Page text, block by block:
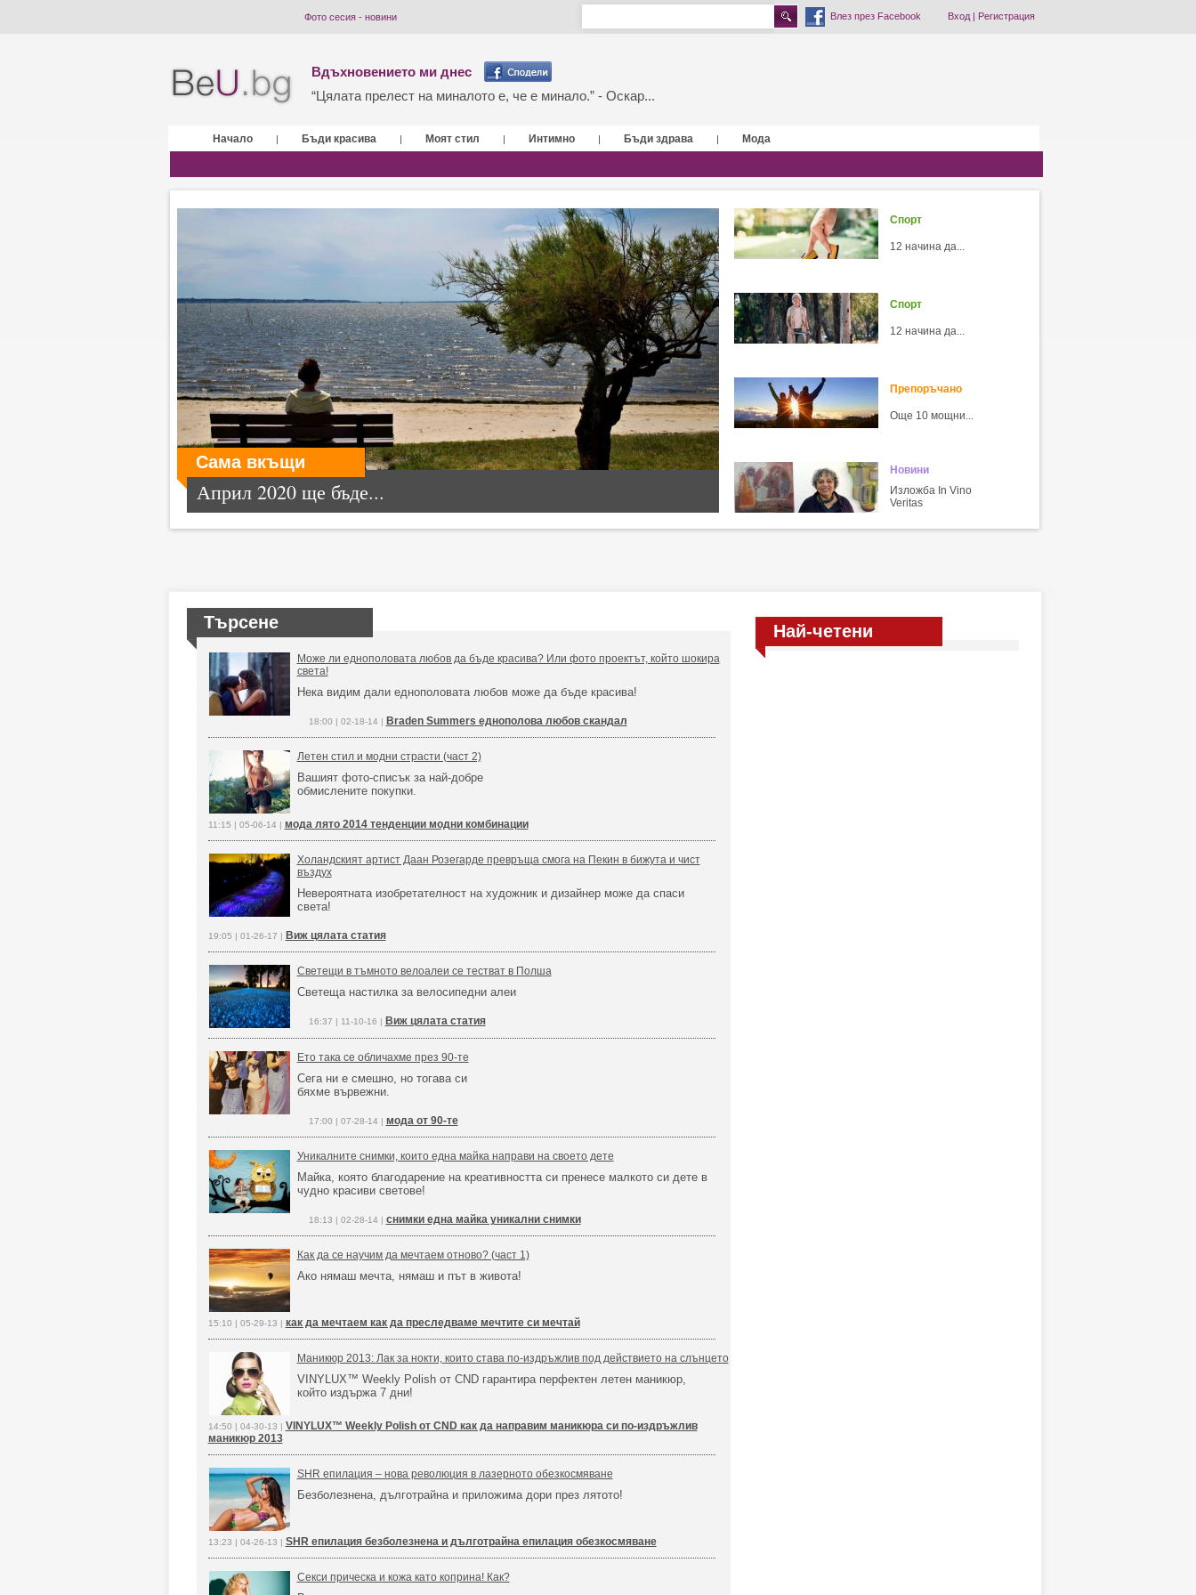
Фото сесия - новини Влез през Facebook Вход| Регистрация
Вдъхновението ми днес
“Цялата прелест на миналото е, че е минало.” - Оскар...
Начало | Бъди красива | Моят стил | Интимно | Бъди здрава | Мода
Сама вкъщи
Април 2020 ще бъде...
Спорт
12 начина да...
Спорт
12 начина да...
Препоръчано
Още 10 мощни...
Новини
Изложба In Vino
Veritas
Търсене
Може ли еднополовата любов да бъде красива? Или фото проектът, който шокира
света!
Нека видим дали еднополовата любов може да бъде красива!
18:00 | 02-18-14 | Braden Summers еднополова любов скандал
Летен стил и модни страсти (част 2)
Вашият фото-списък за най-добре
обмислените покупки.
11:15 | 05-06-14 | мода лято 2014 тенденции модни комбинации
Холандският артист Даан Розегарде превръща смога на Пекин в бижута и чист
въздух
Невероятната изобретателност на художник и дизайнер може да спаси
света!
19:05 | 01-26-17 | Виж цялата статия
Светещи в тъмното велоалеи се тестват в Полша
Светеща настилка за велосипедни алеи
16:37 | 11-10-16 | Виж цялата статия
Ето така се обличахме през 90-те
Сега ни е смешно, но тогава си
бяхме вървежни.
17:00 | 07-28-14 | мода от 90-те
Уникалните снимки, които една майка направи на своето дете
Майка, която благодарение на креативността си пренесе малкото си дете в
чудно красиви светове!
18:13 | 02-28-14 | снимки една майка уникални снимки
Как да се научим да мечтаем отново? (част 1)
Ако нямаш мечта, нямаш и път в живота!
15:10 | 05-29-13 | как да мечтаем как да преследваме мечтите си мечтай
Маникюр 2013: Лак за нокти, които става по-издръжлив под действието на слънцето
VINYLUX™ Weekly Polish от CND гарантира перфектен летен маникюр,
който издържа 7 дни!
14:50 | 04-30-13 | VINYLUX™ Weekly Polish от CND как да направим маникюра си по-издръжлив
маникюр 2013
SHR епилация – нова революция в лазерното обезкосмяване
Безболезнена, дълготрайна и приложима дори през лятото!
13:23 | 04-26-13 | SHR епилация безболезнена и дълготрайна епилация обезкосмяване
Секси прическа и кожа като коприна! Как?
Най-четени